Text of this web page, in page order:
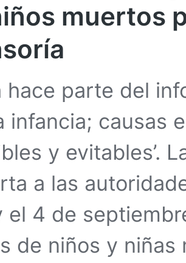
muertos
hace parte del
infancia; causas
y evitables’.
a las
el 4 de
de niños y niñas